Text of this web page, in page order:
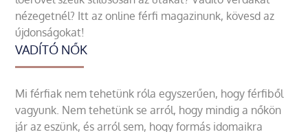
nézegetnél? Itt az online férfi magazinunk, kövesd az
újdonságokat!
VADÍTÓ NŐK
Mi férfiak nem tehetünk róla egyszerűen, hogy férfiből
vagyunk. Nem tehetünk se arról, hogy mindig a nőkön
jár az eszünk, és arról sem, hogy formás idomaikra